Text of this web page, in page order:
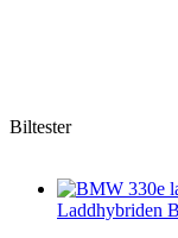
Biltester
Laddhybriden